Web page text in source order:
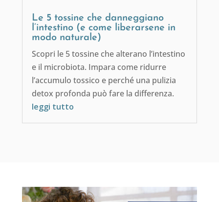
Le 5 tossine che danneggiano
l’intestino (e come liberarsene in
modo naturale)
Scopri le 5 tossine che alterano l’intestino
e il microbiota. Impara come ridurre
l’accumulo tossico e perché una pulizia
detox profonda può fare la differenza.
leggi tutto